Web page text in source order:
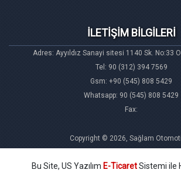
İLETİŞİM BİLGİLERİ
Adres: Ayyıldız Sanayi sitesi 1140 Sk. No:33
Tel: 90 (312) 394 7569
Gsm: +90 (545) 808 5429
Whatsapp: 90 (545) 808 5429
Fax:
Copyright © 2026, Sağlam
Bu Site, US Yazılım E-TicaretSistemi ile